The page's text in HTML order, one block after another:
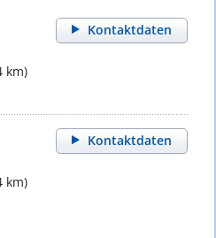
Kontaktdaten
km)
Kontaktdaten
km)